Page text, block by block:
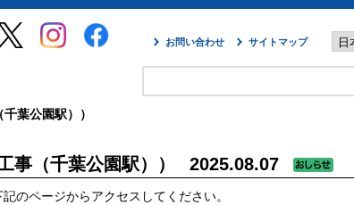
お問い合わせ サイトマップ
葉公園駅））
事（千葉公園駅）） 2025.08.07
のページからアクセスしてください。